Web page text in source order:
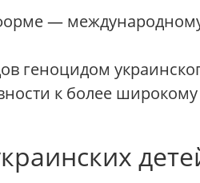
—
геноцидом
к более широкому